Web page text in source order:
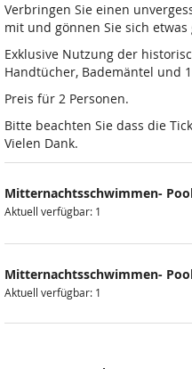
Verbringen Sie einen
mit und gönnen Sie sich etwas
Exklusive Nutzung der
Handtücher, Bademäntel und
Preis für 2 Personen.
Bitte beachten Sie dass die
Vielen Dank.
Mitternachtsschwimmen-
Aktuell verfügbar: 1
Mitternachtsschwimmen-
Aktuell verfügbar: 1